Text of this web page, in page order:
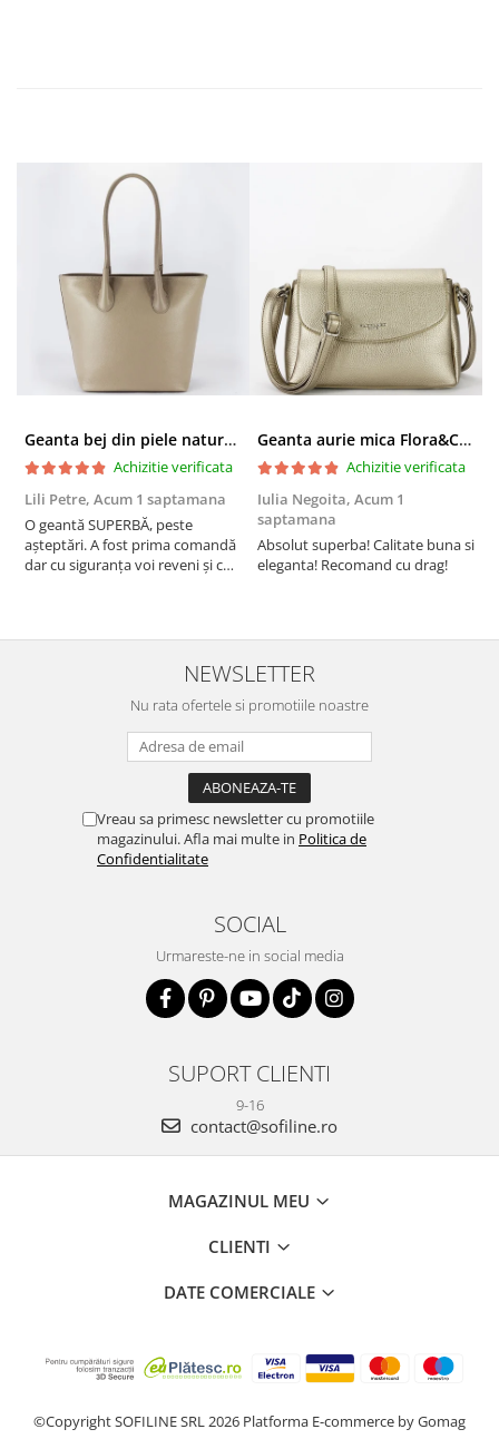
Geanta bej din piele naturala 8966 123
Achizitie verificata
Lili Petre, Acum 1 saptamana
O geantă SUPERBĂ, peste
așteptări. A fost prima comandă
dar cu siguranța voi reveni și cu
doua zi). RECOMAND SOFILINE!!!
Geanta aurie mica Flora&CO Paris H6930 16
Achizitie verificata
Iulia Negoita, Acum 1
saptamana
Absolut superba! Calitate buna si
eleganta! Recomand cu drag!
NEWSLETTER
Nu rata ofertele si promotiile noastre
Vreau sa primesc newsletter cu promotiile
magazinului. Afla mai multe in Politica de
Confidentialitate
SOCIAL
Urmareste-ne in social media
SUPORT CLIENTI
9-16
contact@sofiline.ro
MAGAZINUL MEU
CLIENTI
DATE COMERCIALE
©Copyright SOFILINE SRL 2026 Platforma E-commerce by Gomag